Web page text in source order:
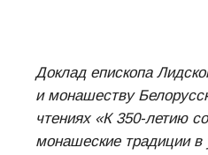
Доклад епископа
и монашеству
чтениях «К 350-летию
монашеские традиции в